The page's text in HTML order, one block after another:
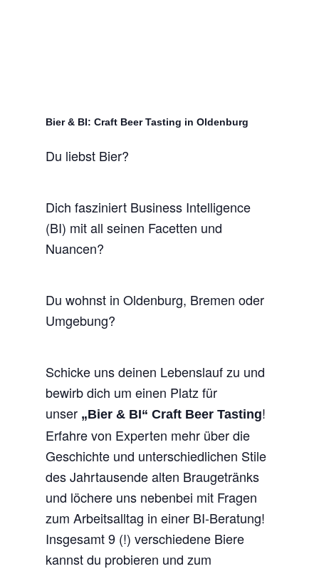
Bier & BI: Craft Beer Tasting in Oldenburg
Du liebst Bier?
Dich fasziniert Business Intelligence
(BI) mit all seinen Facetten und
Nuancen?
Du wohnst in Oldenburg, Bremen oder
Umgebung?
Schicke uns deinen Lebenslauf zu und
bewirb dich um einen Platz für
unser „Bier & BI“ Craft BeerTasting!
Erfahre von Experten mehr über die
Geschichte und unterschiedlichen Stile
des Jahrtausende alten Braugetränks
und löchere uns nebenbei mit Fragen
zum Arbeitsalltag in einer BI-Beratung!
Insgesamt 9 (!) verschiedene Biere
kannst du probieren und zum